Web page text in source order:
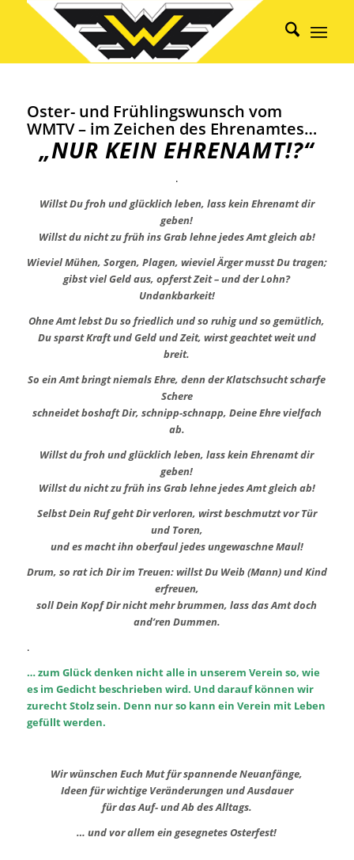
Oster- und Frühlingswunsch vom
WMTV – im Zeichen des Ehrenamtes…
„NUR KEIN EHRENAMT!?“
.
Willst Du froh und glücklich leben, lass kein Ehrenamt dir
geben!
Willst du nicht zu früh ins Grab lehne jedes Amt gleich ab!
Wieviel Mühen, Sorgen, Plagen, wieviel Ärger musst Du tragen;
gibst viel Geld aus, opferst Zeit – und der Lohn?
Undankbarkeit!
Ohne Amt lebst Du so friedlich und so ruhig und so gemütlich,
Du sparst Kraft und Geld und Zeit, wirst geachtet weit und
breit.
So ein Amt bringt niemals Ehre, denn der Klatschsucht scharfe
Schere
schneidet boshaft Dir, schnipp-schnapp, Deine Ehre vielfach
ab.
Willst du froh und glücklich leben, lass kein Ehrenamt dir
geben!
Willst du nicht zu früh ins Grab lehne jedes Amt gleich ab!
Selbst Dein Ruf geht Dir verloren, wirst beschmutzt vor Tür
und Toren,
und es macht ihn oberfaul jedes ungewaschne Maul!
Drum, so rat ich Dir im Treuen: willst Du Weib (Mann) und Kind
erfreuen,
soll Dein Kopf Dir nicht mehr brummen, lass das Amt doch
and’ren Dummen.
.
… zum Glück denken nicht alle in unserem Verein so, wie
es im Gedicht beschrieben wird. Und darauf können wir
zurecht Stolz sein. Denn nur so kann ein Verein mit Leben
gefüllt werden.
Wir wünschen Euch Mut für spannende Neuanfänge,
Ideen für wichtige Veränderungen und Ausdauer
für das Auf- und Ab des Alltags.
… und vor allem ein gesegnetes Osterfest!